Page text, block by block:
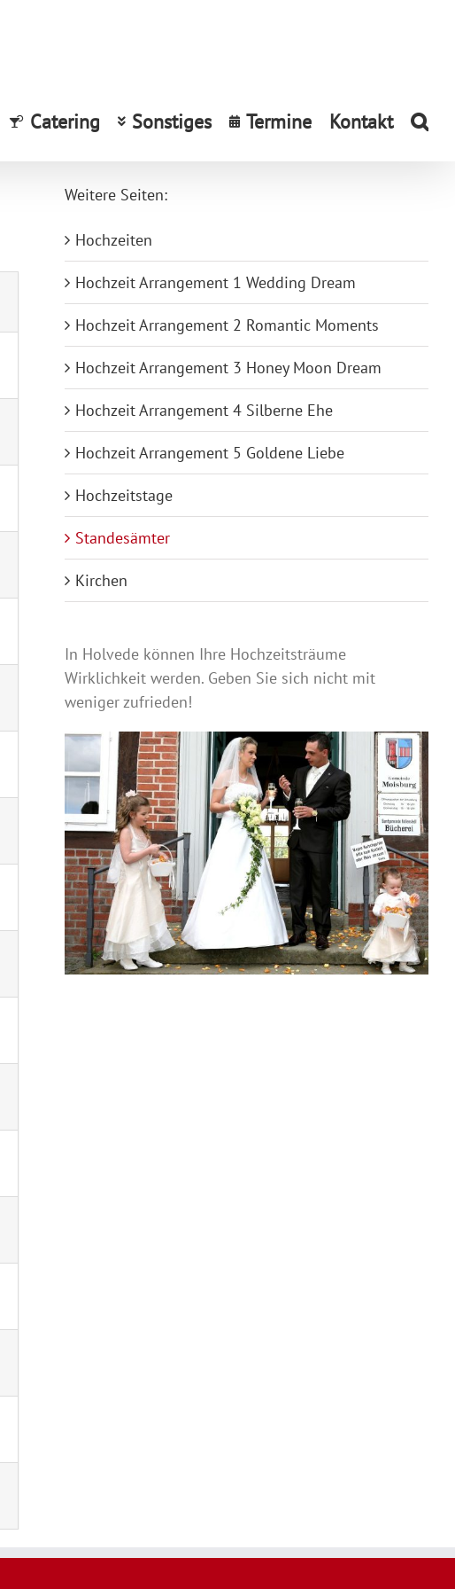
Catering Sonstiges Termine Kontakt
Weitere Seiten:
Hochzeiten
Hochzeit Arrangement 1 Wedding Dream
Hochzeit Arrangement 2 Romantic Moments
Hochzeit Arrangement 3 Honey Moon Dream
Hochzeit Arrangement 4 Silberne Ehe
Hochzeit Arrangement 5 Goldene Liebe
Hochzeitstage
Standesämter
Kirchen
In Holvede können Ihre Hochzeitsträume
Wirklichkeit werden. Geben Sie sich nicht mit
weniger zufrieden!